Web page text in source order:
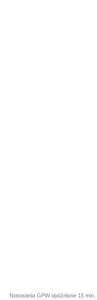
Notowania GPW opóźnione 15 min.